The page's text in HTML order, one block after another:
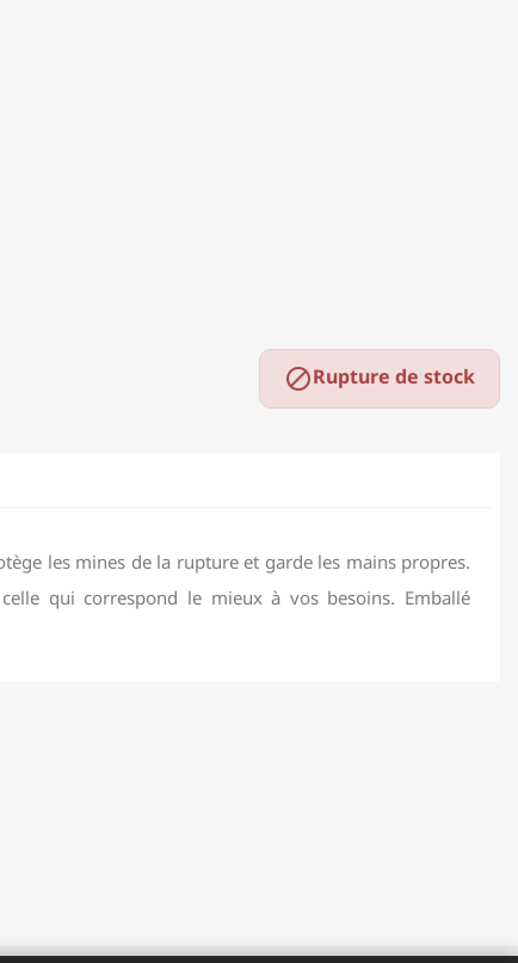
Rupture de stock
les mines de la rupture et garde les mains propres.
qui correspond le mieux à vos besoins. Emballé